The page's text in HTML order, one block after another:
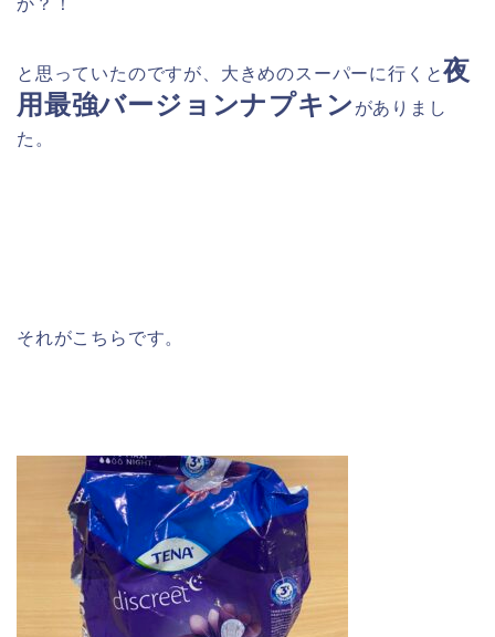
と思っていたのですが、大きめのスーパーに行くと夜
用最強バージョンナプキン がありまし
た。
それがこちらです。